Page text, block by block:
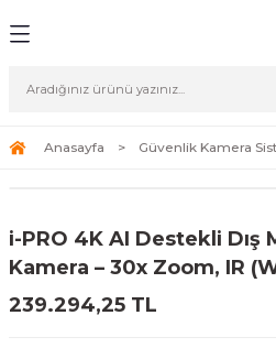
Sistemleri
Sistemleri (Network Kameraları)
ve Depolama Çözümleri
ve Bağlantı Kabloları
Güvenlik
Duvarı) Cihazları
Ağ Yönlendiricileri
Fi) ve Access Point Ürünleri
ve Depolama Ürünleri
SSD
Kurtarma
Anasayfa Güvenlik Kamera
i-PRO 4K AI Destekli Dış
Kamera – 30x Zoom, IR
239.294,25 TL